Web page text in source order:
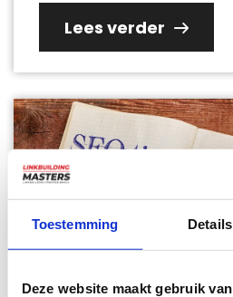
Toestemming Details
Deze website maakt gebruik
Lees verder